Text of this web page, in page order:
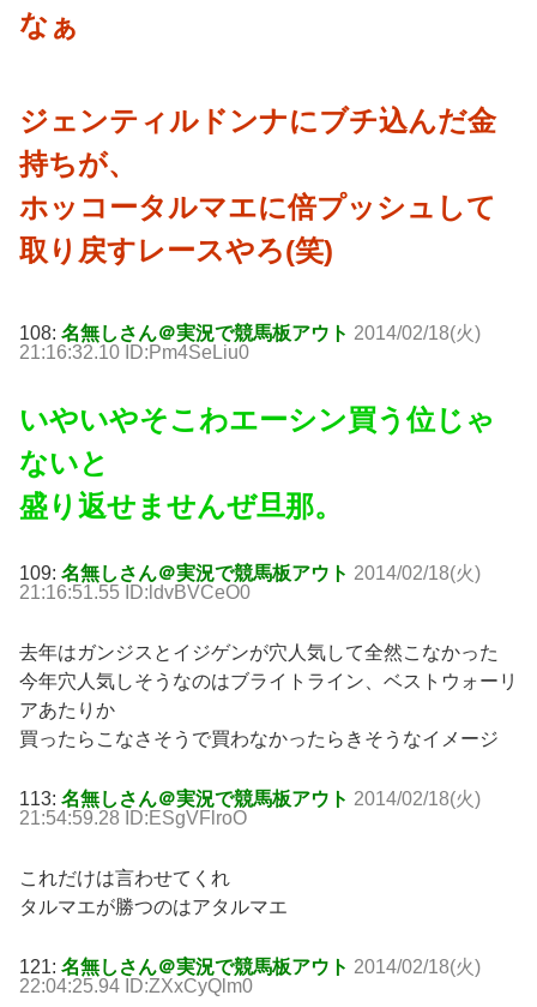
なぁ
ジェンティルドンナにブチ込んだ金
持ちが、
ホッコータルマエに倍プッシュして
取り戻すレースやろ(笑)
108: 名無しさん＠実況で競馬板アウト 2014/02/18(火)
21:16:32.10 ID:Pm4SeLiu0
いやいやそこわエーシン買う位じゃ
ないと
盛り返せませんぜ旦那。
109: 名無しさん＠実況で競馬板アウト 2014/02/18(火)
21:16:51.55 ID:ldvBVCeO0
去年はガンジスとイジゲンが穴人気して全然こなかった
今年穴人気しそうなのはブライトライン、ベストウォーリ
アあたりか
買ったらこなさそうで買わなかったらきそうなイメージ
113: 名無しさん＠実況で競馬板アウト 2014/02/18(火)
21:54:59.28 ID:ESgVFlroO
これだけは言わせてくれ
タルマエが勝つのはアタルマエ
121: 名無しさん＠実況で競馬板アウト 2014/02/18(火)
22:04:25.94 ID:ZXxCyQlm0